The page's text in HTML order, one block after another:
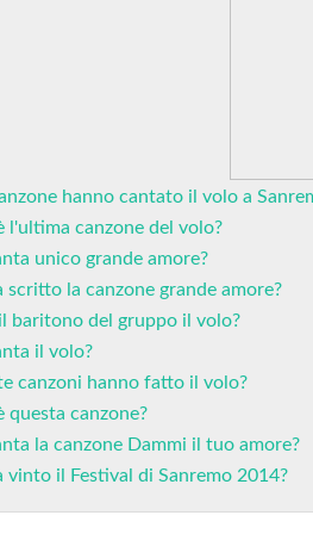
hanno cantato il volo a
l'ultima canzone del volo?
unico grande amore?
scritto la canzone grande amore?
baritono del gruppo il volo?
il volo?
canzoni hanno fatto il volo?
questa canzone?
la canzone Dammi il tuo amore?
vinto il Festival di Sanremo 2014?